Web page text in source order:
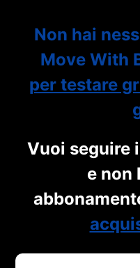
Non hai
Move With
per testare
Vuoi seguire
e non